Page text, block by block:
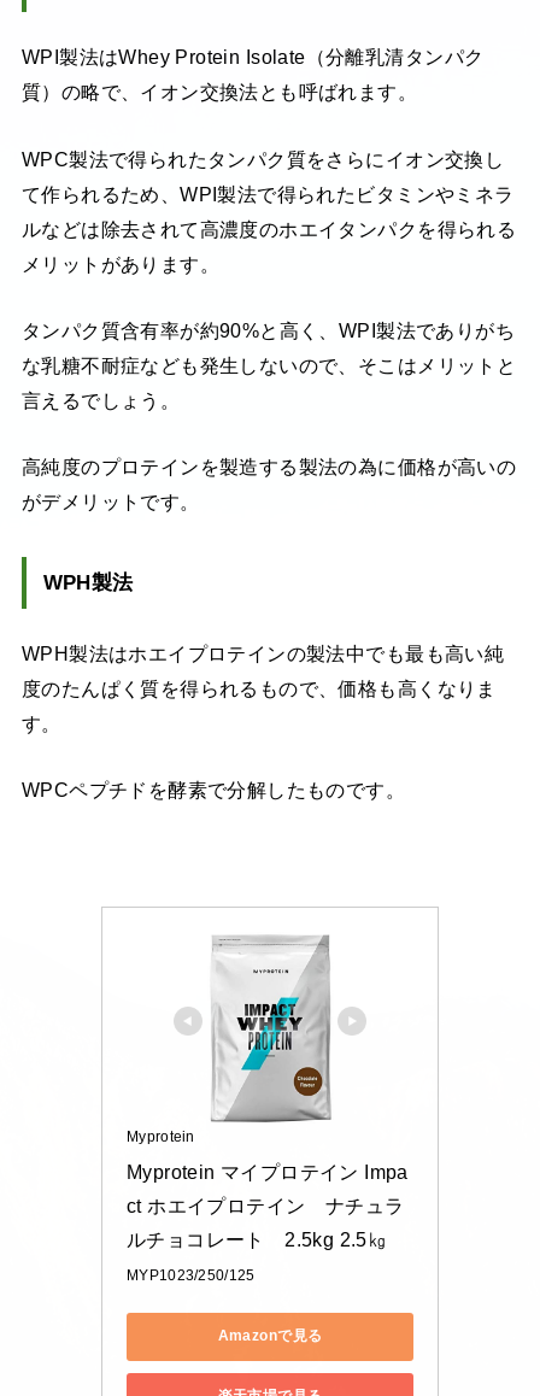
WPI製法はWhey Protein Isolate（分離乳清タンパク
質）の略で、イオン交換法とも呼ばれます。
WPC製法で得られたタンパク質をさらにイオン交換し
て作られるため、WPI製法で得られたビタミンやミネラ
ルなどは除去されて高濃度のホエイタンパクを得られる
メリットがあります。
タンパク質含有率が約90%と高く、WPI製法でありがち
な乳糖不耐症なども発生しないので、そこはメリットと
言えるでしょう。
高純度のプロテインを製造する製法の為に価格が高いの
がデメリットです。
WPH製法
WPH製法はホエイプロテインの製法中でも最も高い純
度のたんぱく質を得られるもので、価格も高くなりま
す。
WPCペプチドを酵素で分解したものです。
Myprotein
Myprotein マイプロテイン Impa
ct ホエイプロテイン　ナチュラ
ルチョコレート　2.5kg 2.5㎏
MYP1023/250/125
Amazonで見る